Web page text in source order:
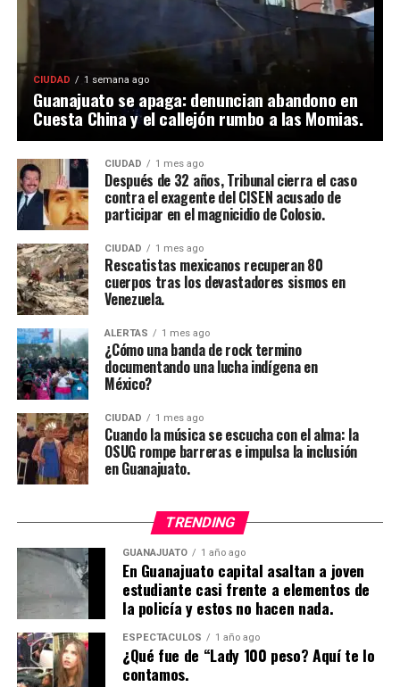
CIUDAD 1 semana ago
Guanajuato se apaga: denuncian abandono en
Cuesta China y el callejón rumbo a las Momias.
CIUDAD 1 mes ago
Después de 32 años, Tribunal cierra el caso
contra el exagente del CISEN acusado de
participar en el magnicidio de Colosio.
CIUDAD 1 mes ago
Rescatistas mexicanos recuperan 80
cuerpos tras los devastadores sismos en
Venezuela.
ALERTAS 1 mes ago
¿Cómo una banda de rock termino
documentando una lucha indígena en
México?
CIUDAD 1 mes ago
Cuando la música se escucha con el alma: la
OSUG rompe barreras e impulsa la inclusión
en Guanajuato.
TRENDING
GUANAJUATO 1 año ago
En Guanajuato capital asaltan a joven
estudiante casi frente a elementos de
la policía y estos no hacen nada.
ESPECTÁCULOS 1 año ago
¿Qué fue de “Lady 100 peso? Aquí te lo
contamos.